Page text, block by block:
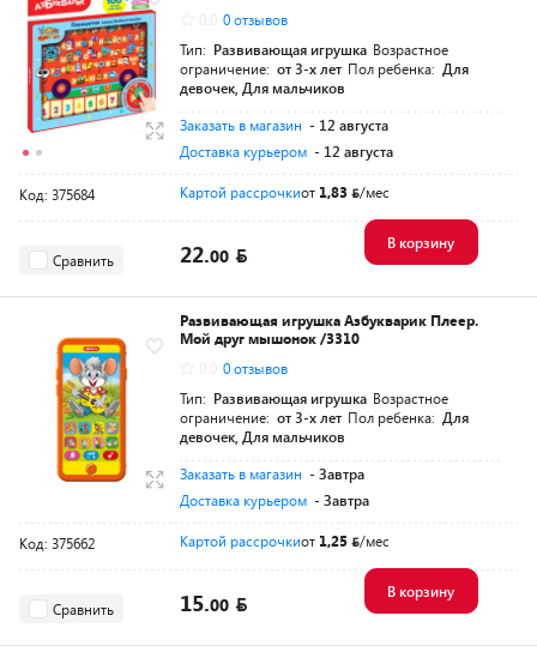
0 отзывов
Тип: Развивающая игрушка Возрастное
ограничение: от 3-х лет Пол ребенка: Для
девочек, Для мальчиков
Заказать в магазин - 12 августа
Доставка курьером - 12 августа
Код: 375684 Картой рассрочкиот 1,83 /мес
Сравнить 22.00
В корзину
Развивающая игрушка Азбукварик Плеер.
Мой друг мышонок /3310
0 отзывов
Тип: Развивающая игрушка Возрастное
ограничение: от 3-х лет Пол ребенка: Для
девочек, Для мальчиков
Заказать в магазин - Завтра
Доставка курьером - Завтра
Код: 375662 Картой рассрочкиот 1,25 /мес
Сравнить 15.00
В корзину